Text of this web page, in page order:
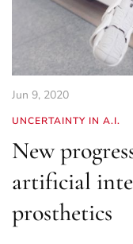
Jun 9, 2020
UNCERTAINTY IN A.I.
New
artificial
prosthetics